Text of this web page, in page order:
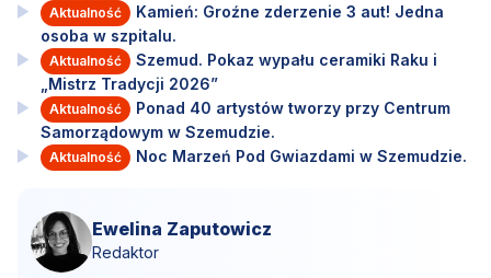
Aktualność
Kamień: Groźne zderzenie 3 aut! Jedna
osoba w szpitalu.
Aktualność
Szemud. Pokaz wypału ceramiki Raku i
„Mistrz Tradycji 2026”
Aktualność
Ponad 40 artystów tworzy przy Centrum
Samorządowym w Szemudzie.
Aktualność Noc Marzeń Pod Gwiazdami w Szemudzie.
Ewelina Zaputowicz
Redaktor